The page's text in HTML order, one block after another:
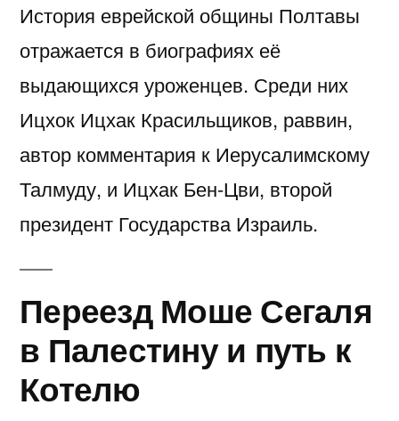
История еврейской общины Полтавы
отражается в биографиях её
выдающихся уроженцев. Среди них
Ицхок Ицхак Красильщиков, раввин,
автор комментария к Иерусалимскому
Талмуду, и Ицхак Бен-Цви, второй
президент Государства Израиль.
Переезд Моше Сегаля
в Палестину и путь к
Котелю